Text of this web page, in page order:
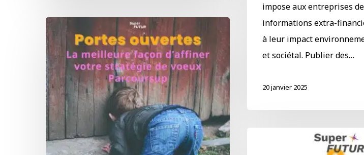
impose aux entreprises
informations extra-
à leur impact
et sociétal. Publier des…
20 janvier 2025